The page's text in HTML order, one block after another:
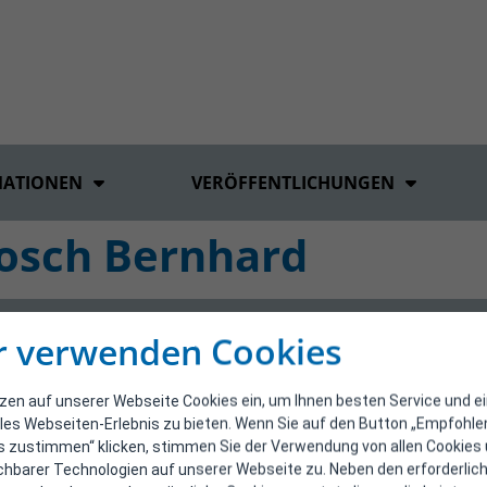
verwenden Cookies
auf unserer Webseite Cookies ein, um Ihnen besten Service und
Webseiten-Erlebnis zu bieten. Wenn Sie auf den Button
zustimmen“ klicken, stimmen Sie der Verwendung von allen Cookies
Technologien auf unserer Webseite zu. Neben den
VERÖFFENTLICHUNGEN
Bernhard